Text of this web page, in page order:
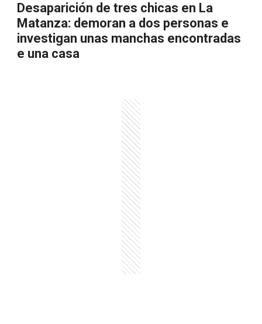
Desaparición de tres chicas en La
Matanza: demoran a dos personas e
investigan unas manchas encontradas
e una casa